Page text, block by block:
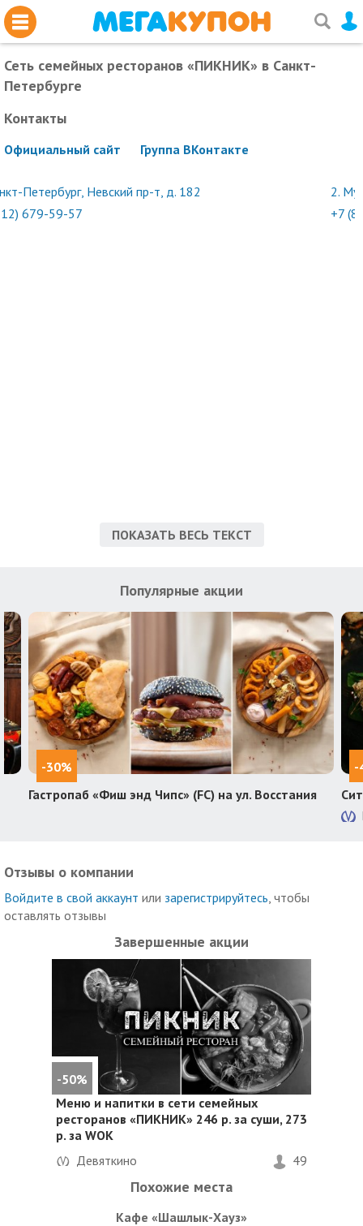
Сеть семейных ресторанов «ПИКНИК» в Санкт-
Петербурге
Контакты
Официальный сайт Группа ВКонтакте
Петербург, Невский пр-т, д. 182
679-59-57
2.
+7
ПОКАЗАТЬ ВЕСЬ ТЕКСТ
Популярные акции
-30%
Гастропаб «Фиш энд Чипс» (FC) на ул. Восстания
-
Отзывы о компании
Войдите в свой аккаунт или зарегистрируйтесь , чтобы
оставлять отзывы
Завершенные акции
-50%
Меню и напитки в сети семейных
ресторанов «ПИКНИК» 246 р. за суши, 273
р. за WOK
Девяткино
49
Похожие места
Кафе «Шашлык-Хауз»